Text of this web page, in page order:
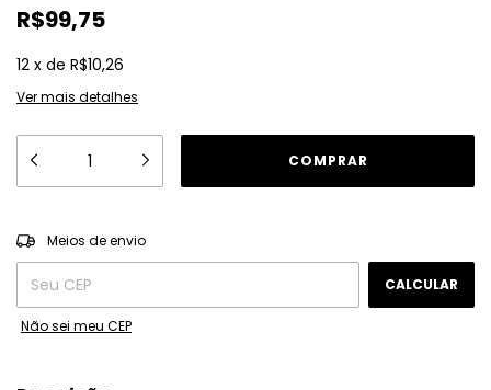
R$99,75
12 x de R$10,26
Ver mais detalhes
Entregas para o CEP:
Meios de envio
CALCULAR
Não sei meu CEP